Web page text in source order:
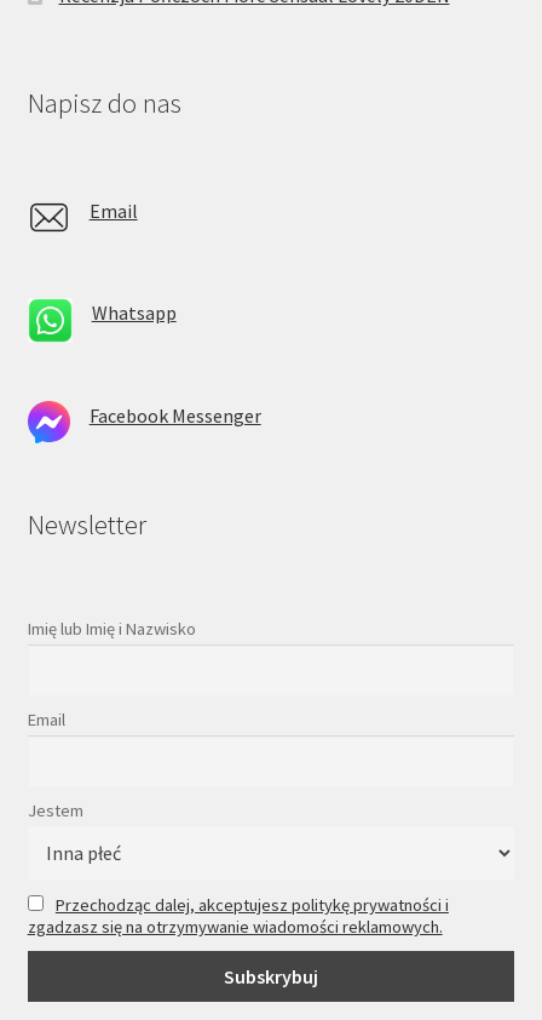
Napisz do nas
Email
Whatsapp
Facebook Messenger
Newsletter
Imię lub Imię i Nazwisko
Email
Jestem
Przechodząc dalej, akceptujesz politykę prywatności i
zgadzasz się na otrzymywanie wiadomości reklamowych.